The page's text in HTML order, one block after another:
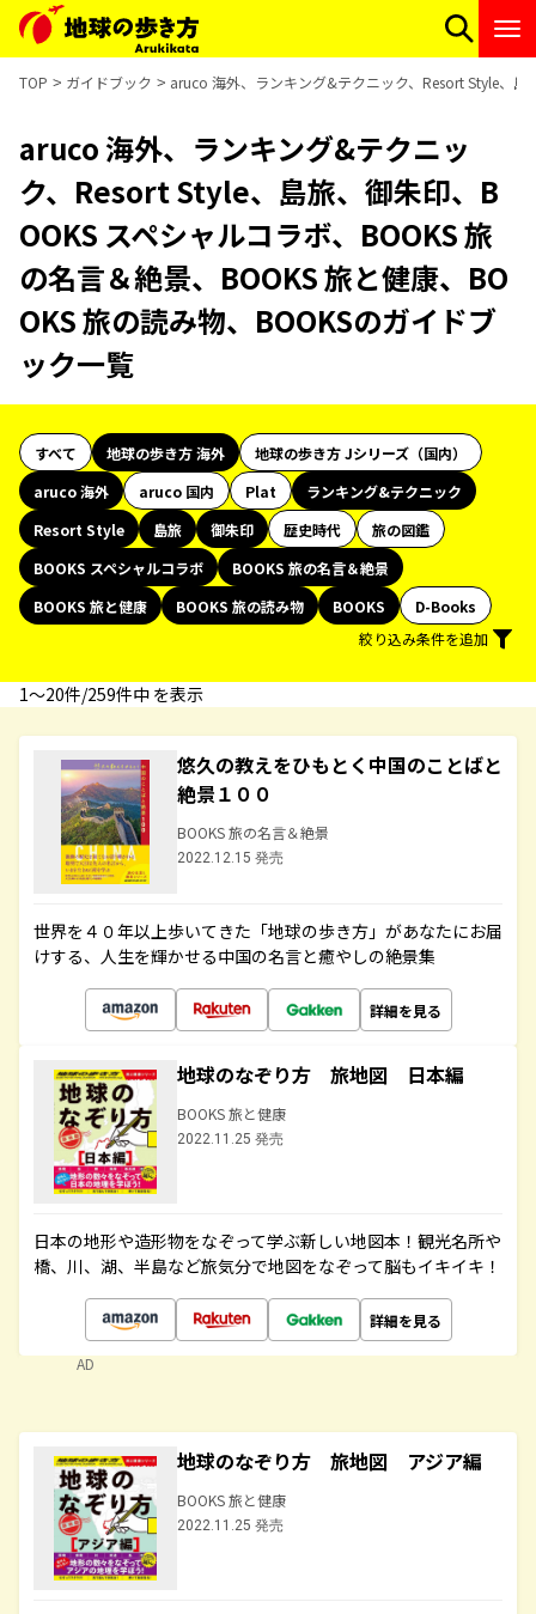
TOP ガイドブック aruco 海外、ランキング&テクニック、Resort Style、島
aruco 海外、ランキング&テクニッ
ク、Resort Style、島旅、御朱印、B
OOKS スペシャルコラボ、BOOKS 旅
の名言＆絶景、BOOKS 旅と健康、BO
OKS 旅の読み物、BOOKSのガイドブ
ック一覧
すべて 地球の歩き方 海外
地球の歩き方 Jシリーズ（国内）
aruco 海外
aruco 国内 Plat
ランキング&テクニック
Resort Style
島旅 御朱印 歴史時代
旅の図鑑
BOOKS スペシャルコラボ
BOOKS 旅の名言＆絶景
BOOKS 旅と健康
BOOKS 旅の読み物 BOOKS
D-Books
絞り込み条件を追加
1〜20件/259件中 を表示
悠久の教えをひもとく中国のことばと
絶景１００
BOOKS 旅の名言＆絶景
2022.12.15 発売
世界を４０年以上歩いてきた「地球の歩き方」があなたにお届
けする、人生を輝かせる中国の名言と癒やしの絶景集
詳細を見る
地球のなぞり方 旅地図 日本編
BOOKS 旅と健康
2022.11.25 発売
日本の地形や造形物をなぞって学ぶ新しい地図本！観光名所や
橋、川、湖、半島など旅気分で地図をなぞって脳もイキイキ！
詳細を見る
AD
地球のなぞり方 旅地図 アジア編
BOOKS 旅と健康
2022.11.25 発売